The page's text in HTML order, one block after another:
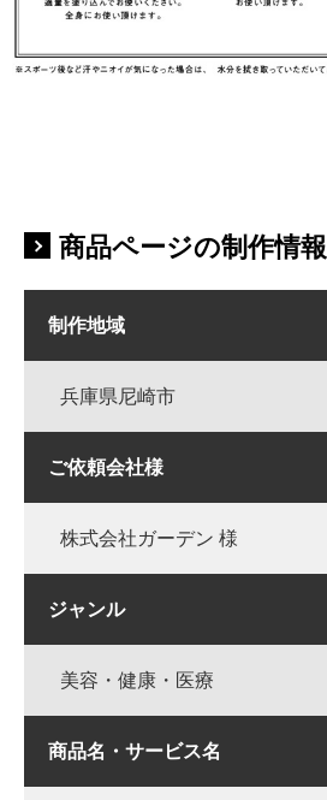
商品ページの制作情報
制作地域
兵庫県尼崎市
ご依頼会社様
株式会社ガーデン 様
ジャンル
美容・健康・医療
商品名・サービス名